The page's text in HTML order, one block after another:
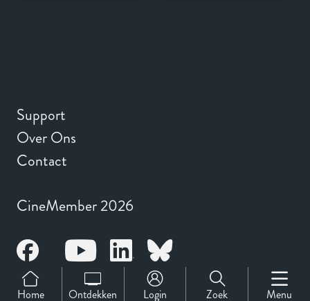
Home Ontdekken Login Zoek Menu
CineMember 2026
Support
Over Ons
Contact